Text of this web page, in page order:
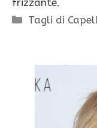
frizzante.
Categorie
Tagli di